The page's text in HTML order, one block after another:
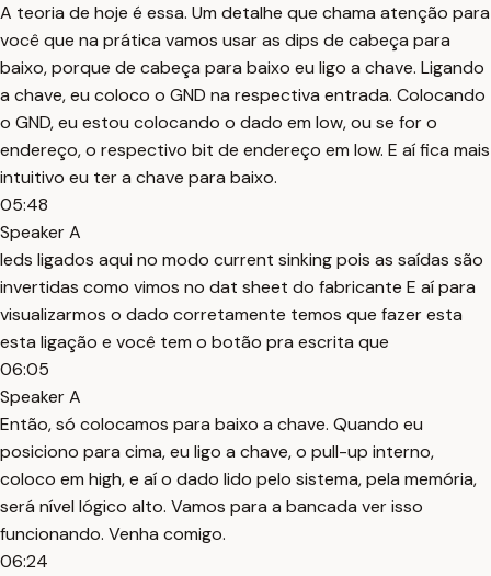
A teoria de hoje é essa. Um detalhe que chama atenção para
você que na prática vamos usar as dips de cabeça para
baixo, porque de cabeça para baixo eu ligo a chave. Ligando
a chave, eu coloco o GND na respectiva entrada. Colocando
o GND, eu estou colocando o dado em low, ou se for o
endereço, o respectivo bit de endereço em low. E aí fica mais
intuitivo eu ter a chave para baixo.
05:48
Speaker A
leds ligados aqui no modo current sinking pois as saídas são
invertidas como vimos no dat sheet do fabricante E aí para
visualizarmos o dado corretamente temos que fazer esta
esta ligação e você tem o botão pra escrita que
06:05
Speaker A
Então, só colocamos para baixo a chave. Quando eu
posiciono para cima, eu ligo a chave, o pull-up interno,
coloco em high, e aí o dado lido pelo sistema, pela memória,
será nível lógico alto. Vamos para a bancada ver isso
funcionando. Venha comigo.
06:24